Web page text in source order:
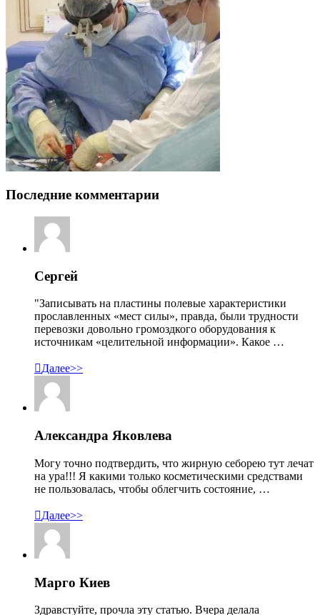
Последние комментарии
Сергей
"Записывать на пластины полевые характеристики
прославленных «мест силы», правда, были трудности
перевозки довольно громоздкого оборудования к
источникам «целительной информации». Какое …
Далее>>
Александра Яковлева
Могу точно подтвердить, что жирную себорею тут лечат
на ура!!! Я какими только косметическими средствами
не пользовалась, чтобы облегчить состояние, …
Далее>>
Марго Киев
Здравстуйте, прочла эту статью. Вчера делала